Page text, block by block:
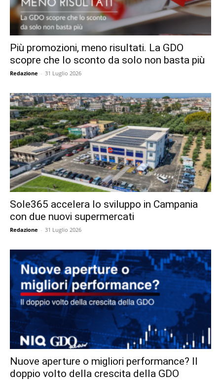
Più promozioni, meno risultati. La GDO
scopre che lo sconto da solo non basta più
Redazione - 31 Luglio 2026
Sole365 accelera lo sviluppo in Campania
con due nuovi supermercati
Redazione - 31 Luglio 2026
Nuove aperture o migliori performance? Il
doppio volto della crescita della GDO